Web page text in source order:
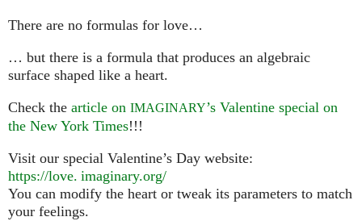
There are no formulas for love…
… but there is a formula that produces an algebraic
surface shaped like a heart.
Check the article on IMAGINARY’s Valentine special on
the New York Times!!!
Visit our special Valentine’s Day website:
https://love. imaginary.org/
You can modify the heart or tweak its parameters to match
your feelings.